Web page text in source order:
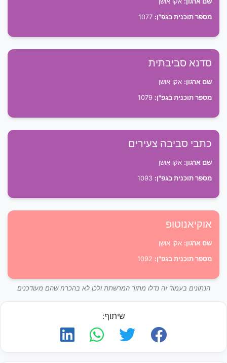
מספר תוכנית בגפ"ן:
סדנא סביבתית
שם ארגון: אקו אושן
מספר תוכנית בגפ"ן:
כתבי סביבה צעירים
שם ארגון: אקו אושן
מספר תוכנית בגפ"ן:
אוקיאנוטופ
שם ארגון: אקו אושן
מספר תוכנית בגפ"ן:
הנתונים בעמוד זה נדלו מתוך המרשתת ולכן לא בהכרח שהם מעודכנים
שיתוף: